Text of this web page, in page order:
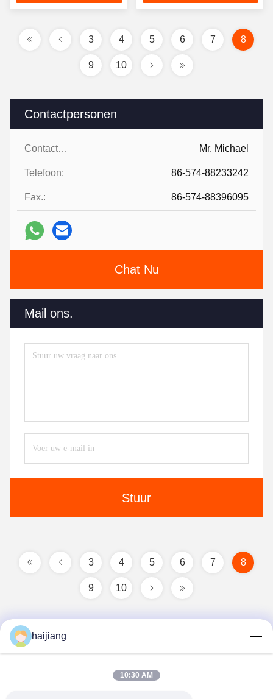
Contactpersonen
Contactpersonen: Mr. Michael
Telefoon: 86-574-88233242
Fax.: 86-574-88396095
Chat Nu
Mail ons.
Stuur
kunststofproductie
productie van complexe
3 4 5 6 7 8
9 10
3 4 5 6 7 8
9 10
haijiang
10:30 AM